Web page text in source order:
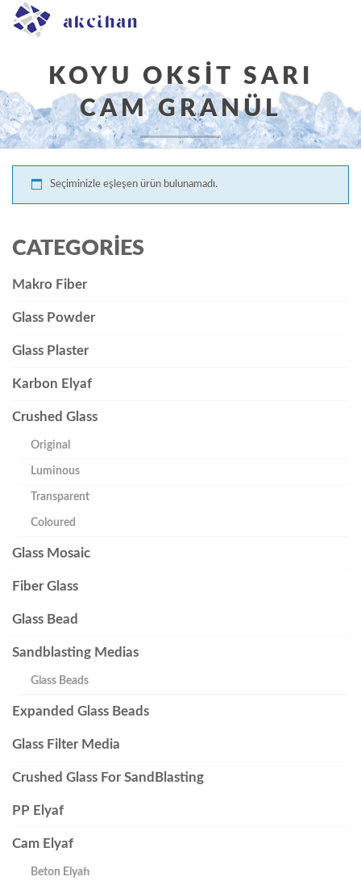
KOYU OKSIT SARI
CAM GRANÜL
Buradasınız:Ana Sayfa/ Ürünler “Koyu Oksit Sarı Cam
Granül” olarak etiketlendi
Seçiminizle eşleşen ürün bulunamadı.
CATEGORIES
Makro Fiber
Glass Powder
Glass Plaster
Karbon Elyaf
Crushed Glass
Original
Luminous
Transparent
Coloured
Glass Mosaic
Fiber Glass
Glass Bead
Sandblasting Medias
Glass Beads
Expanded Glass Beads
Glass Filter Media
Crushed Glass For SandBlasting
PP Elyaf
Cam Elyaf
Beton Elyafı